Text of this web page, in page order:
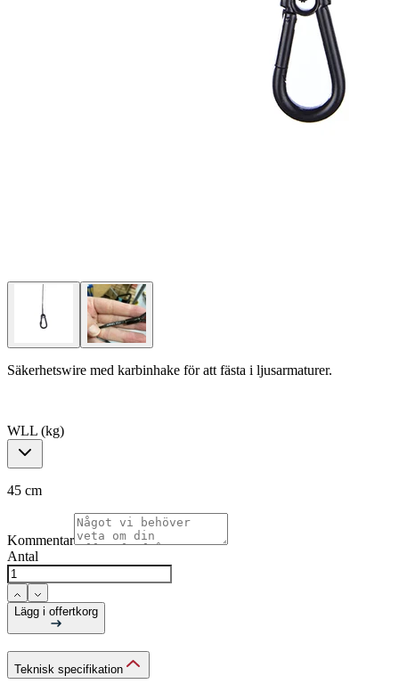
Säkerhetswire med karbinhake för att fästa i ljusarmaturer.
WLL (kg)
45 cm
Kommentar
Antal
Lägg i offertkorg
Teknisk specifikation